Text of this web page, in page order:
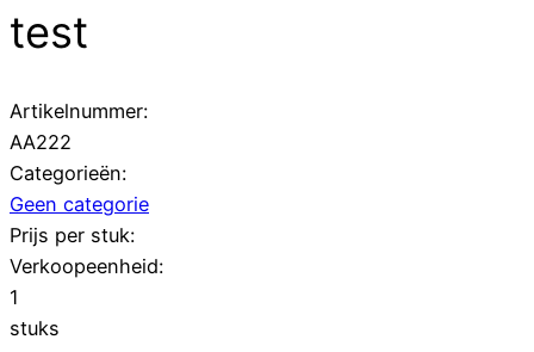
test
Artikelnummer:
AA222
Categorieën:
Geen categorie
Prijs per stuk:
Verkoopeenheid:
1
stuks